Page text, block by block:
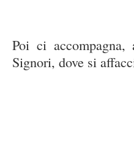
Poi ci
Signori, dove si